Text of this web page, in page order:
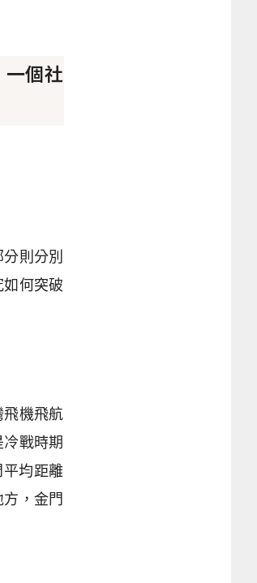
個社
則分別
何突破
機飛航
戰時期
均距離
，金門